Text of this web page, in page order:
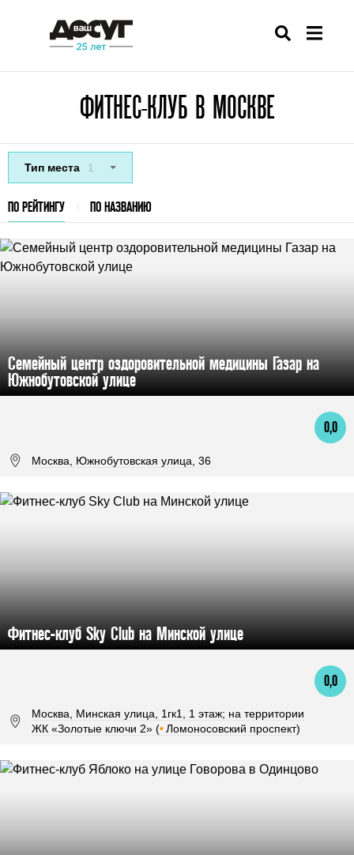
ФИТНЕС-КЛУБ В МОСКВЕ
Тип места 1
ПО РЕЙТИНГУ ПО НАЗВАНИЮ
Семейный центр оздоровительной медицины Газар на
Южнобутовской улице
0,0
Москва, Южнобутовская улица, 36
Фитнес-клуб Sky Club на Минской улице
0,0
Москва, Минская улица, 1гк1, 1 этаж; на территории
ЖК «Золотые ключи 2» (•Ломоносовский проспект)